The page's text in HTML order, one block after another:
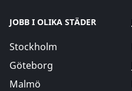
JOBB I OLIKA STÄDER
Stockholm
Göteborg
Malmö